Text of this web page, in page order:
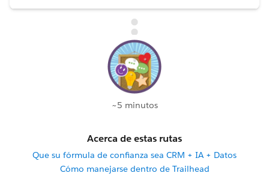
~5 minutos
Acerca de estas rutas
Que su fórmula de confianza sea CRM + IA + Datos
Cómo manejarse dentro de Trailhead